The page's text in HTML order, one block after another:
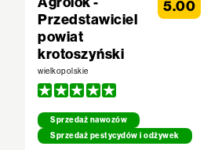
Przedstawiciel
powiat
krotoszyński
wielkopolskie
Sprzedaż nawozów
Sprzedaż pestycydów i odżywek
5.00